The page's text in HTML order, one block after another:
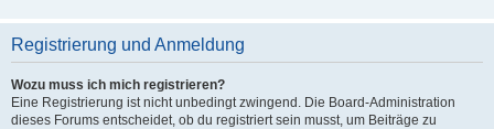
Registrierung und Anmeldung
Wozu muss ich mich registrieren?
Eine Registrierung ist nicht unbedingt zwingend. Die Board-Administration
dieses Forums entscheidet, ob du registriert sein musst, um Beiträge zu